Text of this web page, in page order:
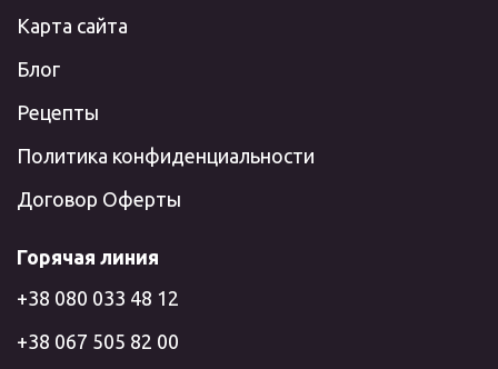
Карта сайта
Блог
Рецепты
Политика конфиденциальности
Договор Оферты
Горячая линия
+38 080 033 48 12
+38 067 505 82 00